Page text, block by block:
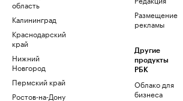
область
Калининград
Краснодарский
край
Нижний
Новгород
Пермский край
Ростов-на-Дону
Размещение
рекламы
Другие
продукты
РБК
Облако для
бизнеса